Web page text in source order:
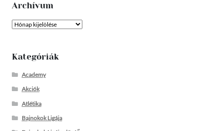
Archívum
Archívum
Kategóriák
Academy
Akciók
Atlétika
Bajnokok Ligája